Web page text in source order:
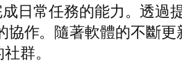
日常任務的能力。透過
作。隨著軟體的不斷更
群。